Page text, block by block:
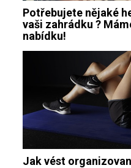
Potřebujete nějaké
vaši zahrádku ?
nabídku!
Jak vést